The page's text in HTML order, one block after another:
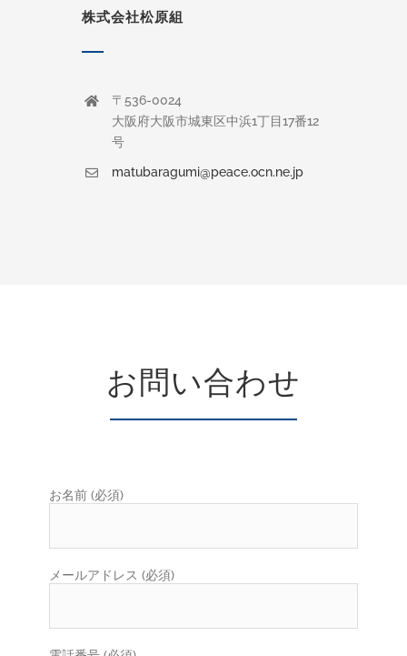
株式会社松原組
〒536-0024
大阪府大阪市城東区中浜1丁目17番12
号
matubaragumi@peace.ocn.ne.jp
お問い合わせ
お名前 (必須)
メールアドレス (必須)